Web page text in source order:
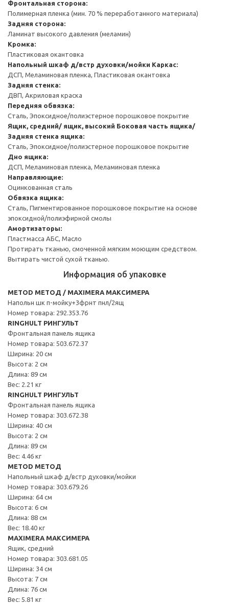
Фронтальная сторона:
Полимерная пленка (мин. 70 % переработанного материала)
Задняя сторона:
Ламинат высокого давления (меламин)
Кромка:
Пластиковая окантовка
Напольный шкаф д/встр духовки/мойки Каркас:
ДСП, Меламиновая пленка, Пластиковая окантовка
Задняя стенка:
ДВП, Акриловая краска
Передняя обвязка:
Сталь, Эпоксидное/полиэстерное порошковое покрытие
Ящик, средний/ ящик, высокий Боковая часть ящика/
Задняя стенка ящика:
Сталь, Эпоксидное/полиэстерное порошковое покрытие
Дно ящика:
ДСП, Меламиновая пленка, Меламиновая пленка
Направляющие:
Оцинкованная сталь
Обвязка ящика:
Сталь, Пигментированное порошковое покрытие на основе
эпоксидной/полиэфирной смолы
Амортизаторы:
Пластмасса АБС, Масло
Протирать тканью, смоченной мягким моющим средством.
Вытирать чистой сухой тканью.
Информация об упаковке
METOD МЕТОД / MAXIMERA МАКСИМЕРА
Напольн шк п-мойку+3фрнт пнл/2ящ
Номер товара: 292.353.76
RINGHULT РИНГУЛЬТ
Фронтальная панель ящика
Номер товара: 503.672.37
Ширина: 20 см
Высота: 2 см
Длина: 89 см
Вес: 2.21 кг
RINGHULT РИНГУЛЬТ
Фронтальная панель ящика
Номер товара: 303.672.38
Ширина: 40 см
Высота: 2 см
Длина: 89 см
Вес: 4.46 кг
METOD МЕТОД
Напольный шкаф д/встр духовки/мойки
Номер товара: 303.679.26
Ширина: 64 см
Высота: 6 см
Длина: 88 см
Вес: 18.40 кг
MAXIMERA МАКСИМЕРА
Ящик, средний
Номер товара: 303.681.05
Ширина: 34 см
Высота: 7 см
Длина: 76 см
Вес: 5.81 кг